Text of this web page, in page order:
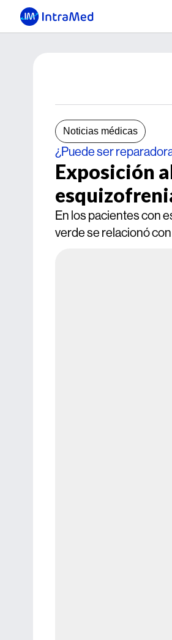
Noticias médicas
¿Puede ser
Exposición
En los pacientes con
verde se relacionó